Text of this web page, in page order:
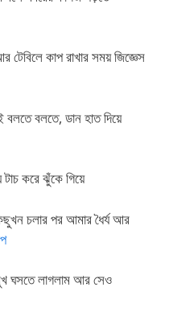
টেবিলে কাপ রাখার সময় জিজ্ঞেস
বলতে, ডান হাত দিয়ে
টাচ করে ঝুঁকে গিয়ে
চলার পর আমার ধৈর্য আর
ঘসতে লাগলাম আর সেও